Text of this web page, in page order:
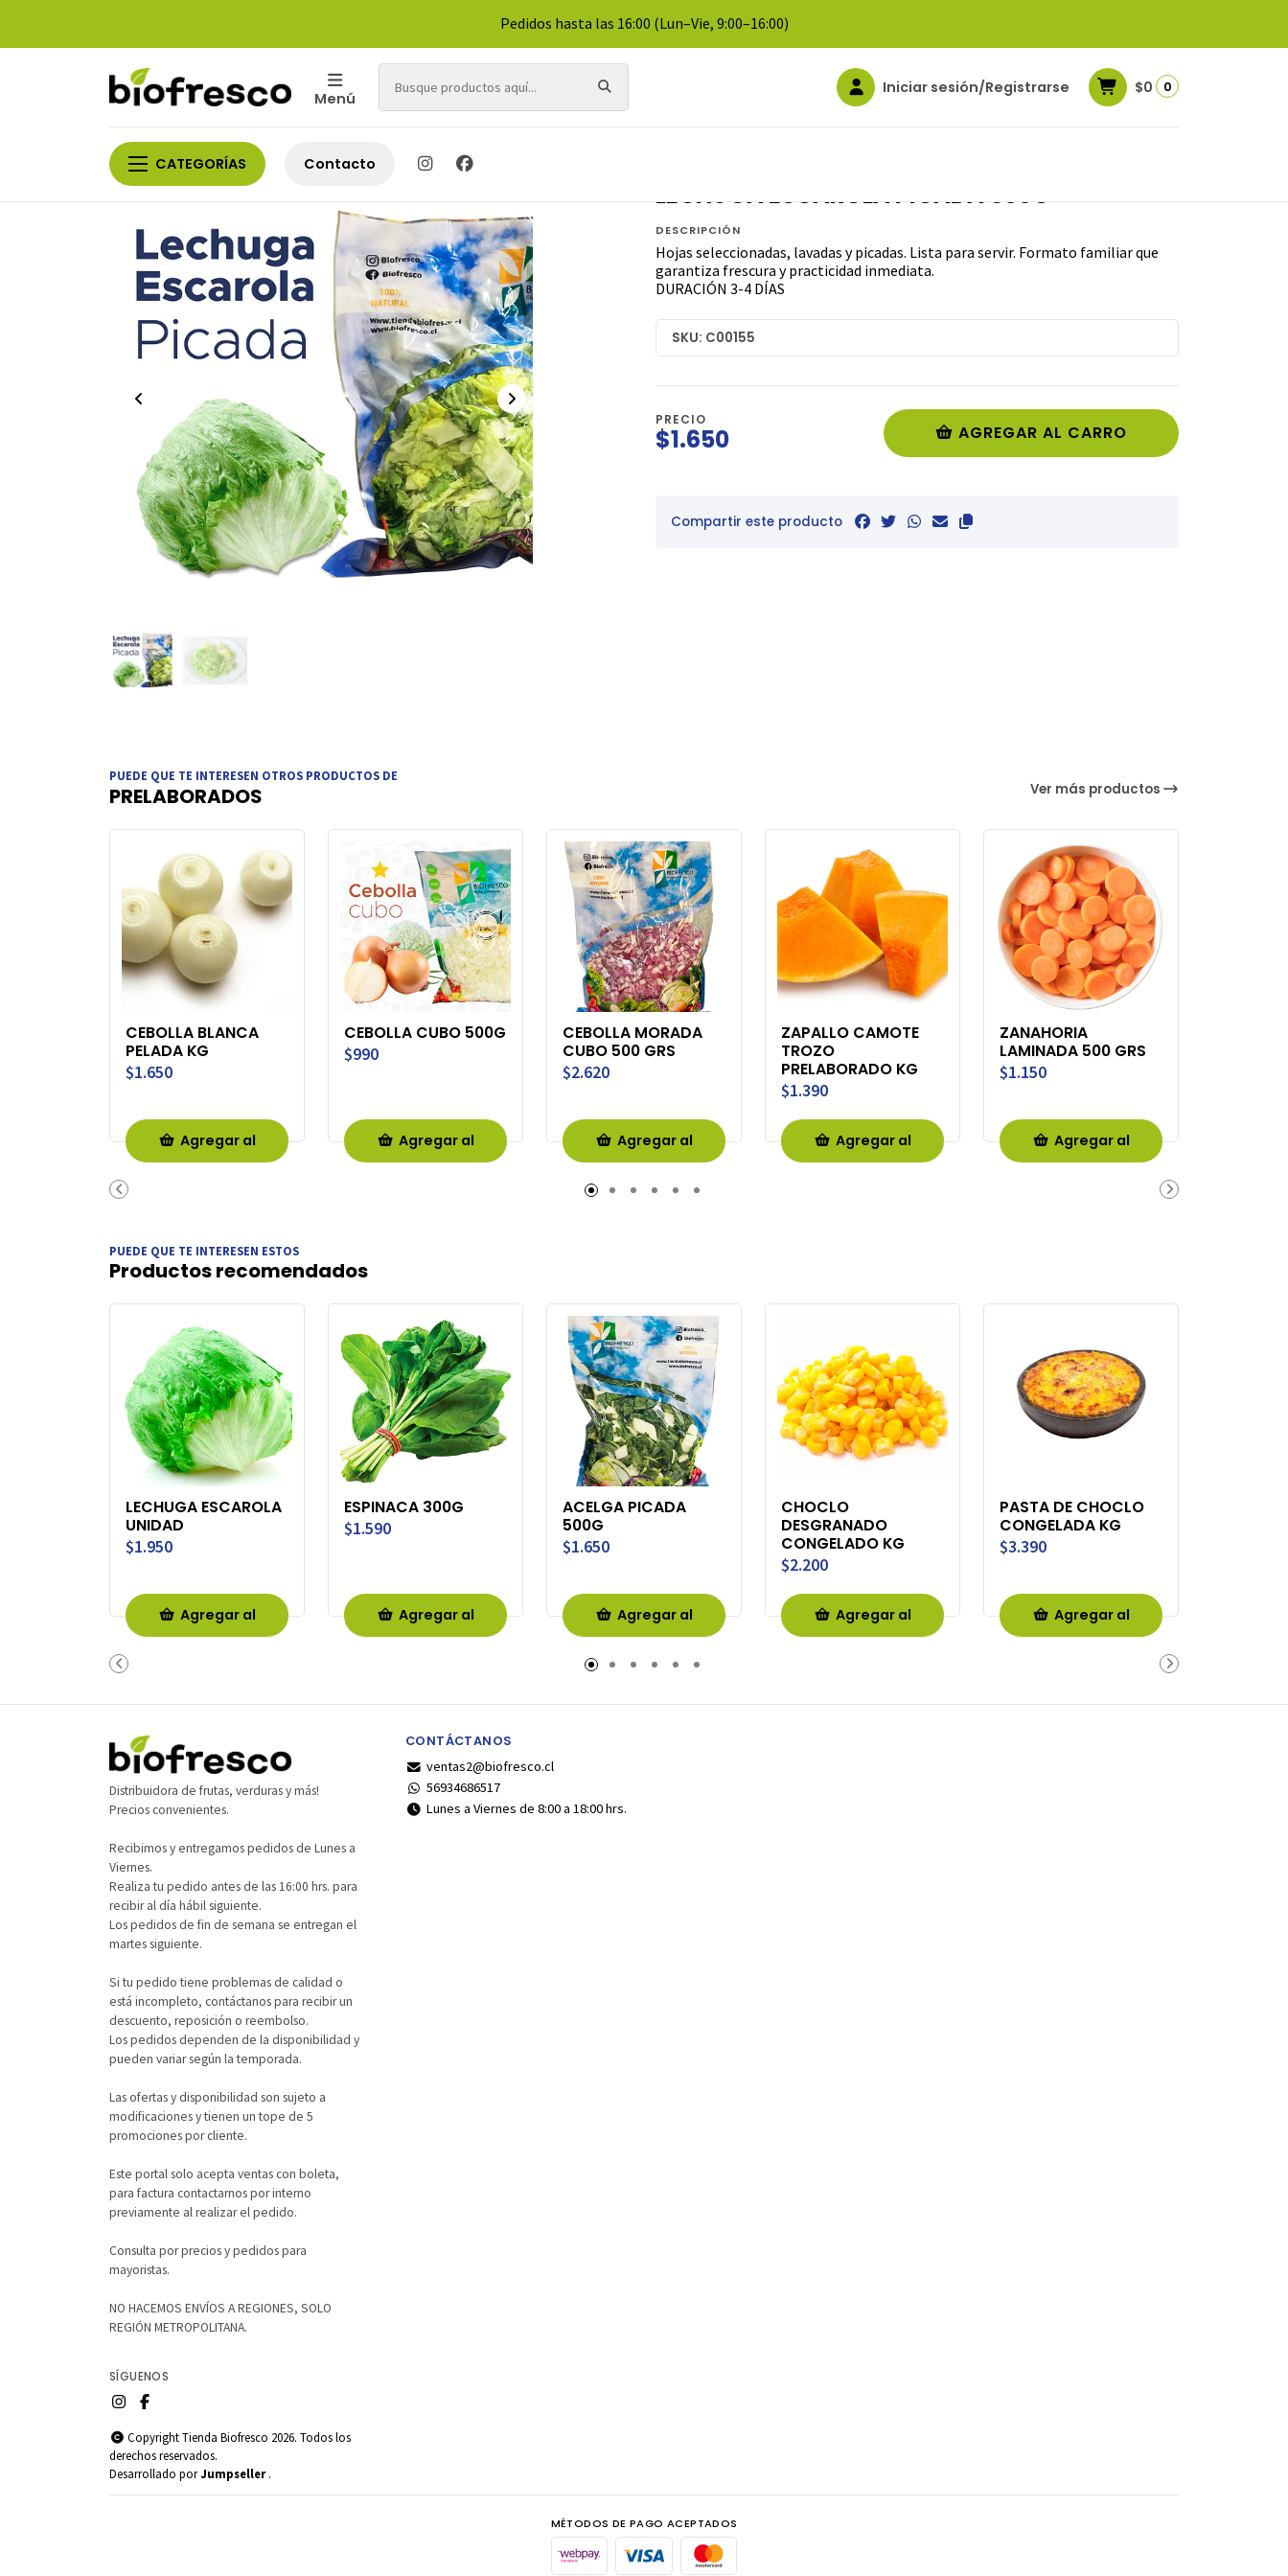
Pedidos hasta las 16:00 (Lun–Vie, 9:00–16:00)
Menú
Iniciar sesión/Registrarse $0 0
CATEGORÍAS Contacto
LECHUGA ESCAROLA PICADA 500G
DESCRIPCIÓN
Hojas seleccionadas, lavadas y picadas. Lista para servir. Formato familiar que
garantiza frescura y practicidad inmediata.
DURACIÓN 3-4 DÍAS
SKU: C00155
PRECIO
$1.650 AGREGAR AL CARRO
Compartir este producto
PUEDE QUE TE INTERESEN OTROS PRODUCTOS DE
PRELABORADOS Ver más productos
CEBOLLA BLANCA
PELADA KG
$1.650
Agregar al
CEBOLLA CUBO 500G
$990
Agregar al
CEBOLLA MORADA
CUBO 500 GRS
$2.620
Agregar al
Carro
ZAPALLO CAMOTE
TROZO
PRELABORADO KG
$1.390
Agregar al
ZANAHORIA
LAMINADA 500 GRS
$1.150
Agregar al
PUEDE QUE TE INTERESEN ESTOS
Productos recomendados
LECHUGA ESCAROLA
UNIDAD
$1.950
Agregar al
ESPINACA 300G
$1.590
Agregar al
ACELGA PICADA
500G
$1.650
Agregar al
Carro
CHOCLO
DESGRANADO
CONGELADO KG
$2.200
Agregar al
PASTA DE CHOCLO
CONGELADA KG
$3.390
Agregar al
Distribuidora de frutas, verduras y más!
Precios convenientes.
Recibimos y entregamos pedidos de Lunes a
Viernes.
Realiza tu pedido antes de las 16:00 hrs. para
recibir al día hábil siguiente.
Los pedidos de fin de semana se entregan el
martes siguiente.
Si tu pedido tiene problemas de calidad o
está incompleto, contáctanos para recibir un
descuento, reposición o reembolso.
Los pedidos dependen de la disponibilidad y
pueden variar según la temporada.
Las ofertas y disponibilidad son sujeto a
modificaciones y tienen un tope de 5
promociones por cliente.
Este portal solo acepta ventas con boleta,
para factura contactarnos por interno
previamente al realizar el pedido.
Consulta por precios y pedidos para
mayoristas.
NO HACEMOS ENVÍOS A REGIONES, SOLO
REGIÓN METROPOLITANA.
SÍGUENOS
Copyright Tienda Biofresco 2026. Todos los
derechos reservados.
Desarrollado porJumpseller .
CONTÁCTANOS
ventas2@biofresco.cl
56934686517
Lunes a Viernes de 8:00 a 18:00 hrs.
MÉTODOS DE PAGO ACEPTADOS